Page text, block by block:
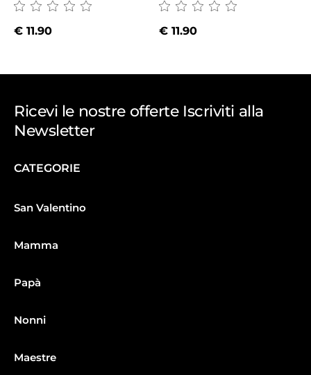
€11.90 € 11.90
Ricevi le nostre offerte Iscriviti alla
Newsletter
CATEGORIE
San Valentino
Mamma
Papà
Nonni
Maestre